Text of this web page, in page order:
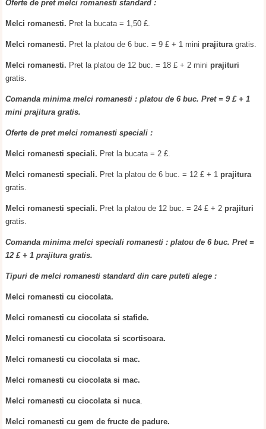
Oferte de pret melci romanesti standard :
Melci romanesti. Pret la bucata = 1,50 £.
Melci romanesti. Pret la platou de 6 buc. = 9 £ + 1 mini prajituragratis.
Melci romanesti. Pret la platou de 12 buc. = 18 £ + 2 mini prajituri
gratis.
Comanda minima melci romanesti : platou de 6 buc. Pret = 9 £ + 1
mini prajitura gratis.
Oferte de pret melci romanesti speciali :
Melci romanesti speciali. Pret la bucata = 2 £.
Melci romanesti speciali. Pret la platou de 6 buc. = 12 £ + 1 prajitura
gratis.
Melci romanesti speciali. Pret la platou de 12 buc. = 24 £ + 2 prajituri
gratis.
Comanda minima melci speciali romanesti : platou de 6 buc. Pret =
12 £ + 1 prajitura gratis.
Tipuri de melci romanesti standard din care puteti alege :
Melci romanesti cu ciocolata.
Melci romanesti cu ciocolata si stafide.
Melci romanesti cu ciocolata si scortisoara.
Melci romanesti cu ciocolata si mac.
Melci romanesti cu ciocolata si mac.
Melci romanesti cu ciocolata si nuca.
Melci romanesti cu gem de fructe de padure.